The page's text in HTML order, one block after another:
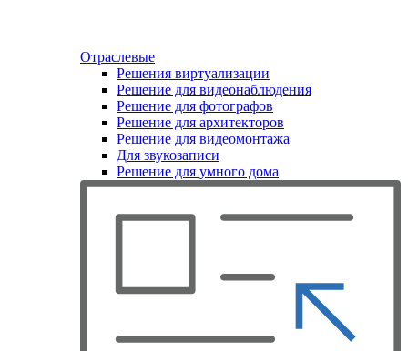
Отраслевые
Решения виртуализации
Решение для видеонаблюдения
Решение для фотографов
Решение для архитекторов
Решение для видеомонтажа
Для звукозаписи
Решение для умного дома